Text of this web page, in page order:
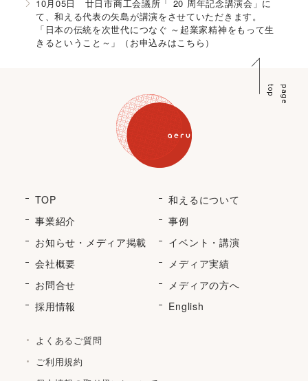
10月05日 廿日市商工会議所「 20 周年記念講演会」に
て、和える代表の矢島が講演をさせていただきます。
「日本の伝統を次世代につなぐ ～起業家精神をもって生
きるということ～」（お申込みはこちら）
p
a
g
e
t
o
p
TOP
和えるについて
事業紹介
事例
お知らせ・メディア掲載
イベント・講演
会社概要
メディア実績
お問合せ
メディアの方へ
採用情報
English
よくあるご質問
ご利用規約